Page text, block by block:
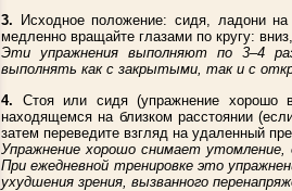
3. Исходное положение: сидя, ладони
медленно вращайте глазами по кругу:
Эти упражнения выполняют по 3–4
выполнять как с закрытыми, так и с
4. Стоя или сидя (упражнение хорошо
находящемся на близком расстоянии
затем переведите взгляд на удаленный
Упражнение хорошо снимает утомление,
При ежедневной тренировке это
ухудшения зрения, вызванного